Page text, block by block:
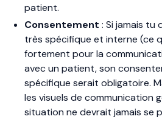
patient.
Consentement : Si jamais tu
très spécifique et interne (ce
fortement pour la
avec un patient, son
spécifique serait obligatoire.
les visuels de communication
situation ne devrait jamais se